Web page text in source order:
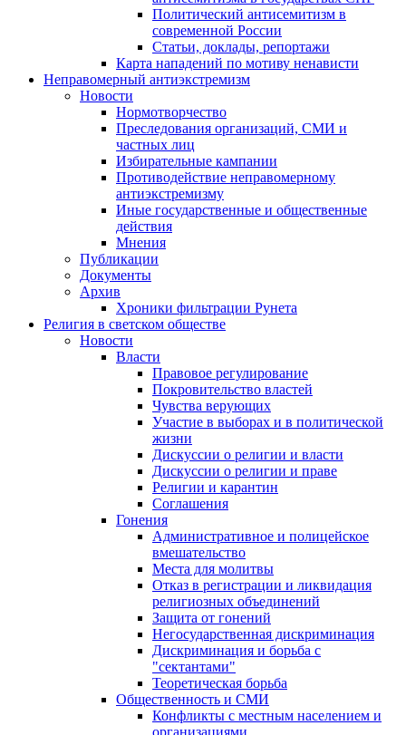
Политический антисемитизм в
современной России
Статьи, доклады, репортажи
Карта нападений по мотиву ненависти
Неправомерный антиэкстремизм
Новости
Нормотворчество
Преследования организаций, СМИ и
частных лиц
Избирательные кампании
Противодействие неправомерному
антиэкстремизму
Иные государственные и общественные
действия
Мнения
Публикации
Документы
Архив
Хроники фильтрации Рунета
Религия в светском обществе
Новости
Власти
Правовое регулирование
Покровительство властей
Чувства верующих
Участие в выборах и в политической
жизни
Дискуссии о религии и власти
Дискуссии о религии и праве
Религии и карантин
Соглашения
Гонения
Административное и полицейское
вмешательство
Места для молитвы
Отказ в регистрации и ликвидация
религиозных объединений
Защита от гонений
Негосударственная дискриминация
Дискриминация и борьба с
"сектантами"
Теоретическая борьба
Общественность и СМИ
Конфликты с местным населением и